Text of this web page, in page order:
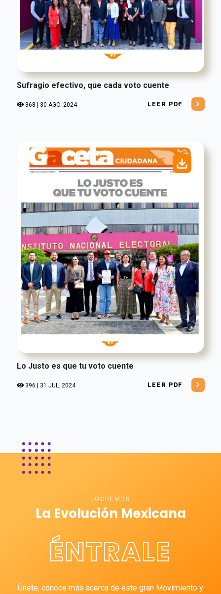
Sufragio efectivo, que cada voto cuente
368 | 30 AGO. 2024 LEER PDF
Lo Justo es que tu voto cuente
396 | 31 JUL. 2024 LEER PDF
LOGREMOS
La Evolución Mexicana
ÉNTRALE
Únete, conoce más acerca de este gran Movimiento y